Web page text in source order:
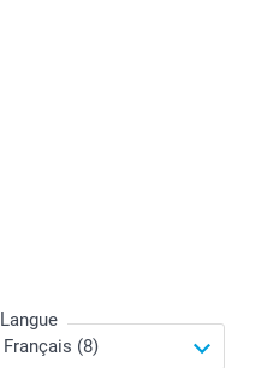
Langue